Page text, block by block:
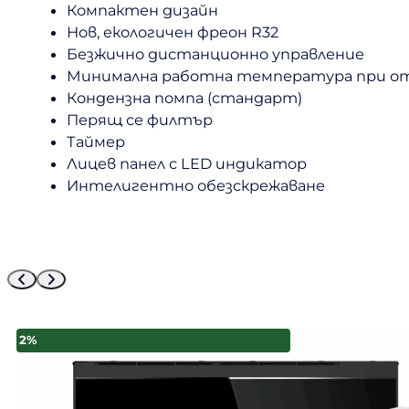
Компактен дизайн
Нов, екологичен фреон R32
Безжично дистанционно управление
Минимална работна температура при
Кондензна помпа (стандарт)
Перящ се филтър
Таймер
Лицев панел с LED индикатор
Интелигентно обезскрежаване
2%